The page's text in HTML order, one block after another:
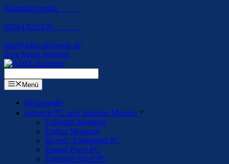
Kontaktformular
08104 629 630
info@adm-electronic.de
Zum Inhalt springen
Menü
Bedienpulte
Industrie PC und Industrie Monitor
Edelstahl-Monitore
Einbau Monitore
Boxed / Embedded PC
Einbau Panel PC
Edelstahl Panel PC